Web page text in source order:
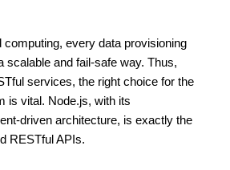
computing, every data provisioning
scalable and fail-safe way. Thus,
services, the right choice for the
is vital. Node.js, with its
driven architecture, is exactly the
RESTful APIs.